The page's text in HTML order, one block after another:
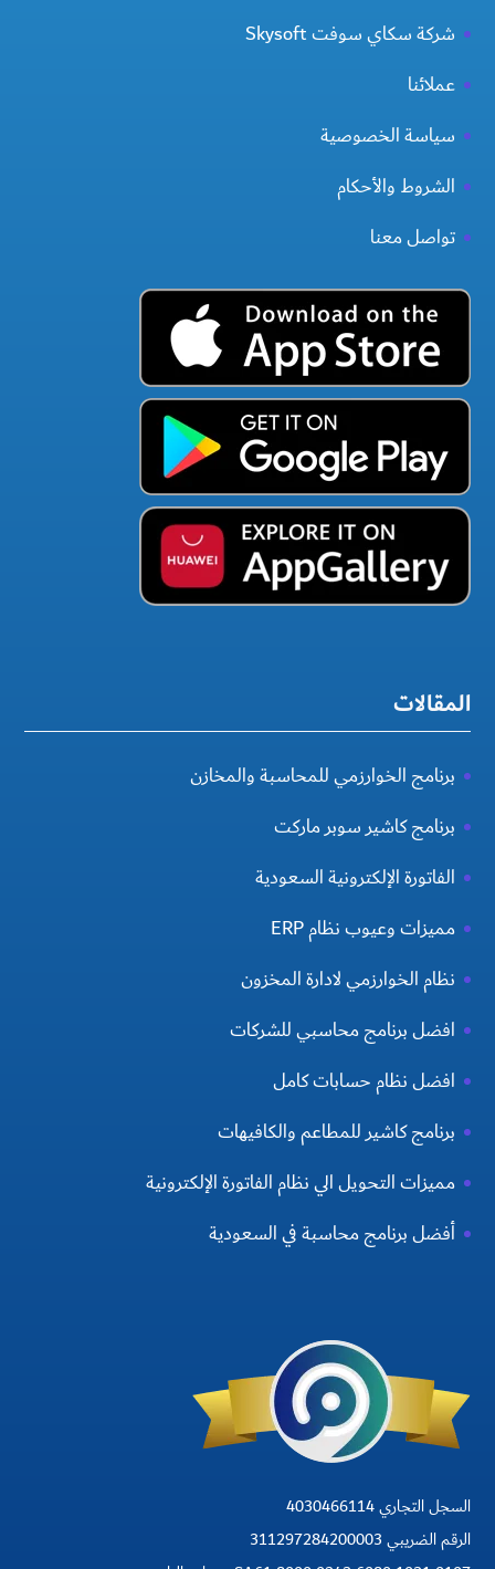
شركة سكاي سوفت Skysoft
عملائنا
سياسة الخصوصية
الشروط والأحكام
تواصل معنا
المقالات
برنامج الخوارزمي للمحاسبة والمخازن
برنامج كاشير سوبر ماركت
الفاتورة الإلكترونية السعودية
مميزات وعيوب نظام ERP
نظام الخوارزمي لادارة المخزون
افضل برنامج محاسبي للشركات
افضل نظام حسابات كامل
برنامج كاشير للمطاعم والكافيهات
مميزات التحويل الي نظام الفاتورة الإلكترونية
أفضل برنامج محاسبة في السعودية
السجل التجاري 4030466114
الرقم الضريبي 311297284200003